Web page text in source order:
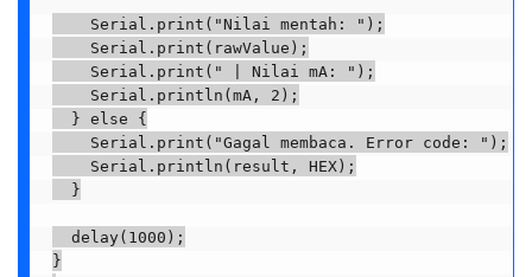
    Serial.print("Nilai mentah: ");
    Serial.print(rawValue);
    Serial.print(" | Nilai mA: ");
    Serial.println(mA, 2);
  } else {
    Serial.print("Gagal membaca. Error code: ");
    Serial.println(result, HEX);
  }
  delay(1000);